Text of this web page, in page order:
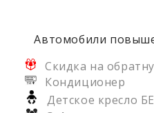
Автомобили
Скидка на
Кондиционер
Детское кресло